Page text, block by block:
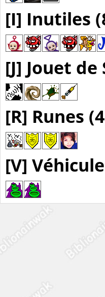
[I] Inutiles
[J] Jouet
[R] Runes
[V]